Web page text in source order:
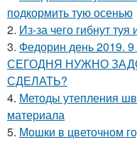
подкормить тую осенью
2. Из-за чего гибнут
3. Федорин день
СЕГОДНЯ НУЖНО
СДЕЛАТЬ?
4. Методы утепления
материала
5. Мошки в цветочном